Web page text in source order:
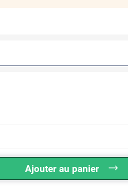
Ajouter au panier